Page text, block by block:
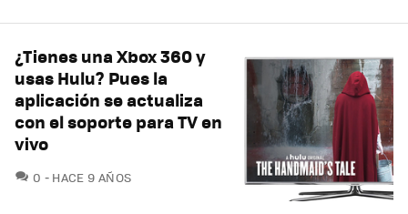
¿Tienes una Xbox 360 y
usas Hulu? Pues la
aplicación se actualiza
con el soporte para TV en
vivo
0 COMENTARIOS
HACE 9 AÑOS